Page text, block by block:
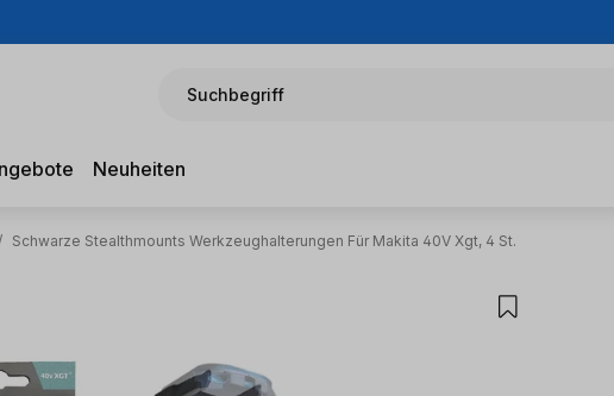
Suchbegriff
Neuheiten
/ Schwarze Stealthmounts Werkzeughalterungen Für Makita 40V Xgt, 4 St.